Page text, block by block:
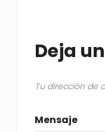
Deja
Tu dirección de
Mensaje